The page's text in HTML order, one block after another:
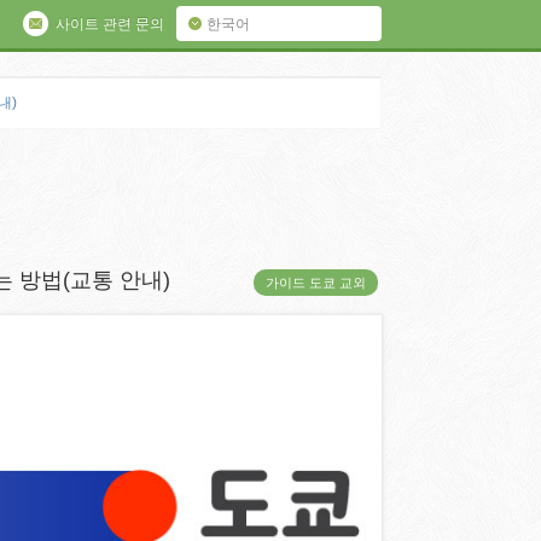
한국어
사이트 관련 문의
)
방법(교통 안내) 가이드 도쿄 교외